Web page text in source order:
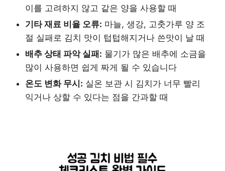
이를 고려하지 않고 같은 양을 사용할 때
기타 재료 비율 오류: 마늘, 생강, 고춧가루 양 조
절 실패로 김치 맛이 텁텁해지거나 쓴맛이 날 때
배추 상태 파악 실패: 물기가 많은 배추에 소금을
많이 사용하면 쉽게 짜게 될 수 있습니다
온도 변화 무시: 실온 보관 시 김치가 너무 빨리
익거나 상할 수 있다는 점을 간과할 때